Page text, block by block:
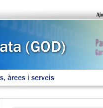
àrees i serveis